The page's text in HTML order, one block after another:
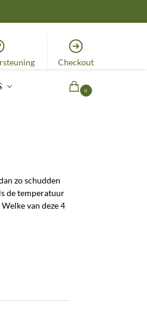
Checkout
0
zo schudden
de temperatuur
van deze 4